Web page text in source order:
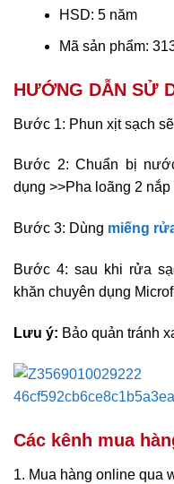
HSD: 5 năm
Mã sản phẩm:
HƯỚNG DẪN SỬ
Bước 1: Phun xịt sạch
Bước 2: Chuẩn bị
dụng >>Pha loãng 2
Bước 3: Dùng miếng
Bước 4: sau khi rửa
khăn chuyên dụng
Lưu ý: Bảo quản tránh
Các kênh mua
1. Mua hàng online qua